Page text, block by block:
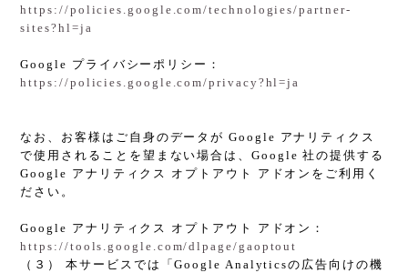
https://policies.google.com/technologies/partner-
sites?hl=ja
Google プライバシーポリシー：
https://policies.google.com/privacy?hl=ja
なお、お客様はご自身のデータが Google アナリティクス
で使用されることを望まない場合は、Google 社の提供する
Google アナリティクス オプトアウト アドオンをご利用く
ださい。
Google アナリティクス オプトアウト アドオン：
https://tools.google.com/dlpage/gaoptout
（３） 本サービスでは「Google Analyticsの広告向けの機